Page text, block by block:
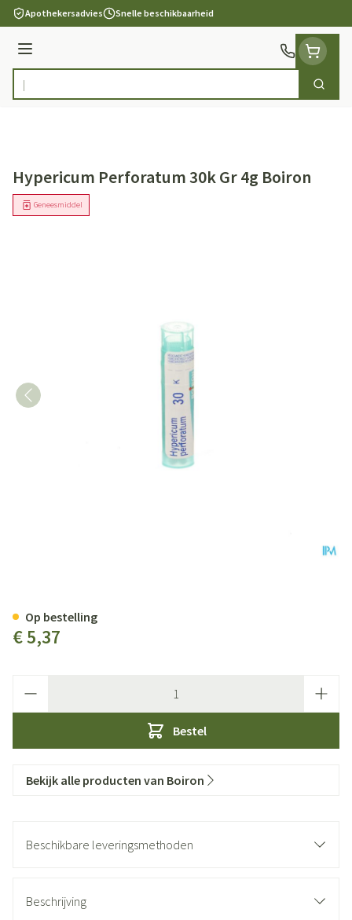
Ga naar de inhoud
Apothekersadvies Snelle beschikbaarheid
Menu
Product, merk, categorie... Zoek
Hypericum Perforatum 30k Gr 4g Boiron
Geneesmiddel
€ 5,37
Bestel
Op bestelling
Bekijk alle producten van Boiron
Beschikbare leveringsmethoden
Beschrijving